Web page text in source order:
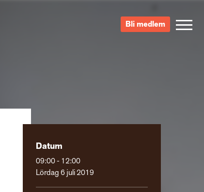
Bli medlem
Datum
09:00 - 12:00
Lördag 6 juli 2019